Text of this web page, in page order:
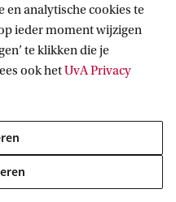
media
en analytische cookies te
ieder moment wijzigen
te klikken die je
ook hetUvA Privacy